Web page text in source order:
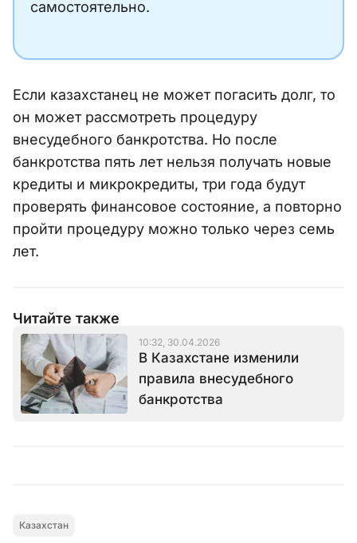
самостоятельно.
Если казахстанец не может погасить долг, то
он может рассмотреть процедуру
внесудебного банкротства. Но после
банкротства пять лет нельзя получать новые
кредиты и микрокредиты, три года будут
проверять финансовое состояние, а повторно
пройти процедуру можно только через семь
лет.
Читайте также
10:32, 30.04.2026
В Казахстане изменили
правила внесудебного
банкротства
Казахстан